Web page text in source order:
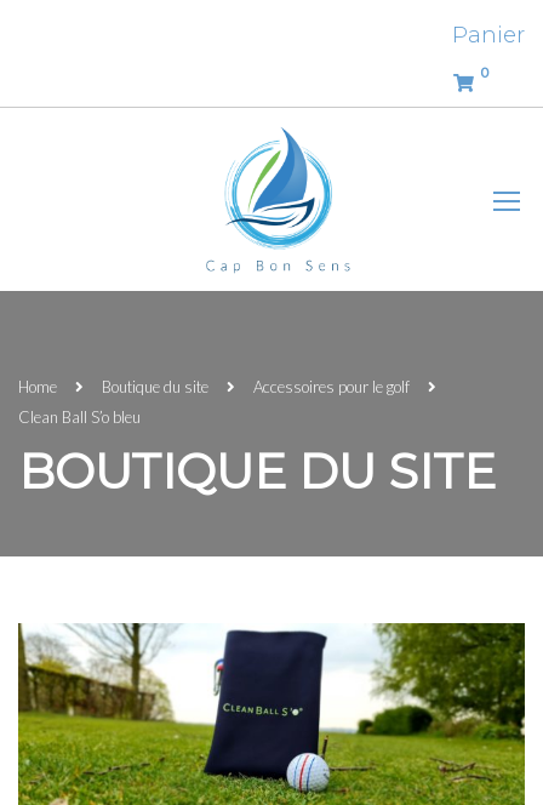
Panier
0
Home Boutique du site
Accessoires pour le golf
Clean Ball S’o bleu
BOUTIQUE DU SITE